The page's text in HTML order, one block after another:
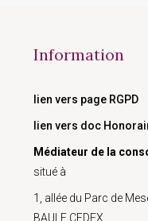
Information
lien vers page RGPD
lien vers doc
Médiateur de la
situé à
1, allée du Parc de
BAULE CEDEX